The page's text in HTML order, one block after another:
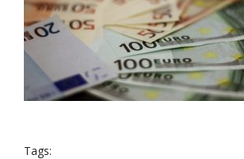
Tags: